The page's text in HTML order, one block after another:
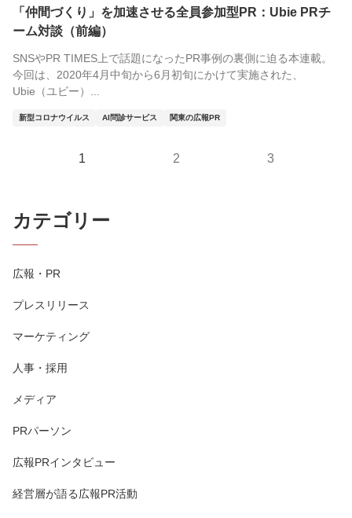
「仲間づくり」を加速させる全員参加型PR：Ubie PRチ
ーム対談（前編）
SNSやPR TIMES上で話題になったPR事例の裏側に迫る本連載。
今回は、2020年4月中旬から6月初旬にかけて実施された、
Ubie（ユビー）...
新型コロナウイルス AI問診サービス 関東の広報PR
1 2 3
カテゴリー
広報・PR
プレスリリース
マーケティング
人事・採用
メディア
PRパーソン
広報PRインタビュー
経営層が語る広報PR活動